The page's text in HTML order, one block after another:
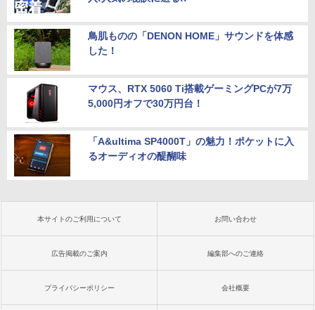
鳥肌ものの「DENON HOME」サウンドを体感
した！
マウス、RTX 5060 Ti搭載ゲーミングPCが7万
5,000円オフで30万円台！
「A&ultima SP4000T」の魅力！ポケットに入
るオーディオの醍醐味
本サイトのご利用について お問い合わせ
広告掲載のご案内 編集部へのご連絡
プライバシーポリシー 会社概要